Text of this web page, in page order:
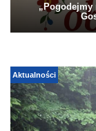
„Pogodejmy
Aktualności